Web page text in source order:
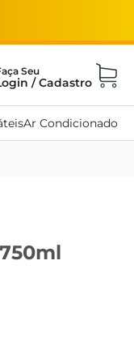
Ar Condicionado